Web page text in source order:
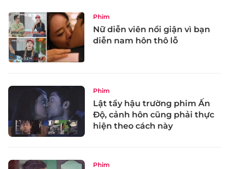
Phim
Nữ diễn viên nổi giận vì bạn
diễn nam hôn thô lỗ
Phim
Lật tẩy hậu trường phim Ấn
Độ, cảnh hôn cũng phải thực
hiện theo cách này
Phim